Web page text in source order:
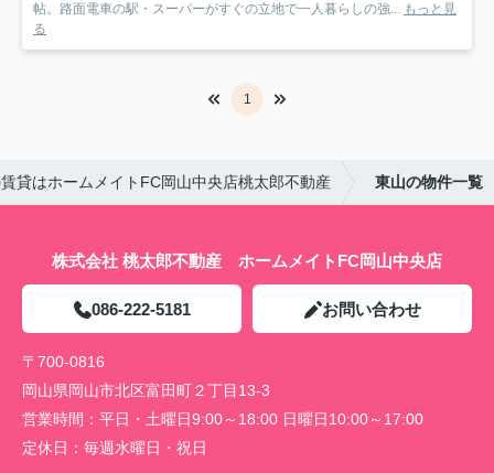
帖。路面電車の駅・スーパーがすぐの立地で一人暮らしの強... もっと見
る
1
貸はホームメイトFC岡山中央店桃太郎不動産 東山の物件一覧
株式会社 桃太郎不動産 ホームメイトFC岡山中央店
086-222-5181 お問い合わせ
〒700-0816
岡山県岡山市北区富田町２丁目13-3
営業時間： 平日・土曜日9:00～18:00 日曜日10:00～17:00
定休日： 毎週水曜日・祝日